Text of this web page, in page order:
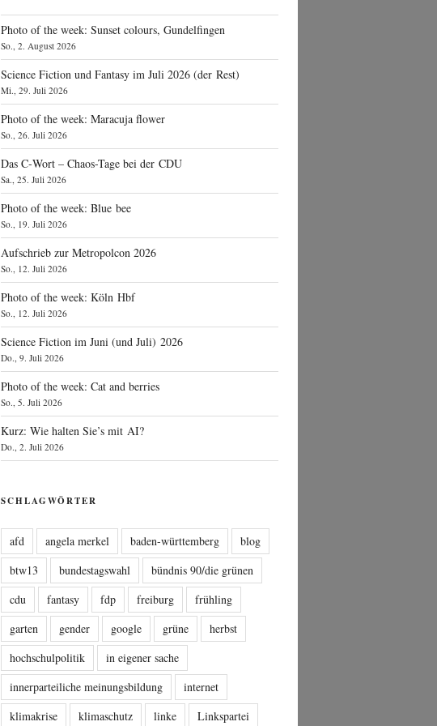
Photo of the week: Sunset colours, Gundelfingen
So., 2. August 2026
Science Fiction und Fantasy im Juli 2026 (der Rest)
Mi., 29. Juli 2026
Photo of the week: Maracuja flower
So., 26. Juli 2026
Das C‑Wort – Chaos-Tage bei der CDU
Sa., 25. Juli 2026
Photo of the week: Blue bee
So., 19. Juli 2026
Aufschrieb zur Metropolcon 2026
So., 12. Juli 2026
Photo of the week: Köln Hbf
So., 12. Juli 2026
Science Fiction im Juni (und Juli) 2026
Do., 9. Juli 2026
Photo of the week: Cat and berries
So., 5. Juli 2026
Kurz: Wie halten Sie’s mit AI?
Do., 2. Juli 2026
SCHLAGWÖRTER
afd angela merkel baden-württemberg
blog
btw13
bundestagswahl
bündnis 90/die grünen
cdu
fantasy fdp freiburg
frühling
garten
gender google grüne
herbst
hochschulpolitik
in eigener sache
innerparteiliche meinungsbildung
internet
klimakrise
klimaschutz linke
Linkspartei